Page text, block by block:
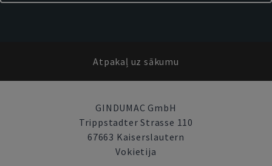
Atpakaļ uz sākumu
GINDUMAC GmbH
Trippstadter Strasse 110
67663 Kaiserslautern
Vokietija